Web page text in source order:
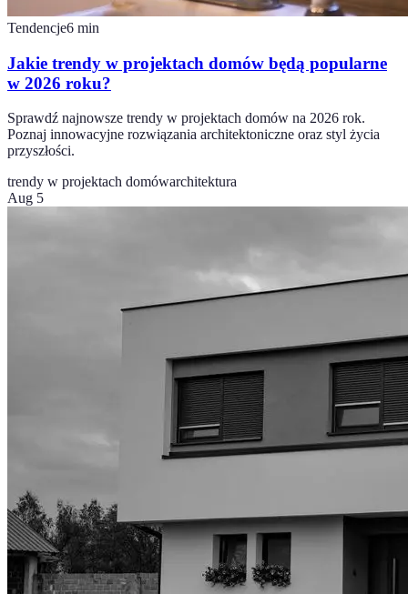
Tendencje6 min
Jakie trendy w projektach domów będą popularne
w 2026 roku?
Sprawdź najnowsze trendy w projektach domów na 2026 rok.
Poznaj innowacyjne rozwiązania architektoniczne oraz styl życia
przyszłości.
trendy w projektach domówarchitektura
Aug 5